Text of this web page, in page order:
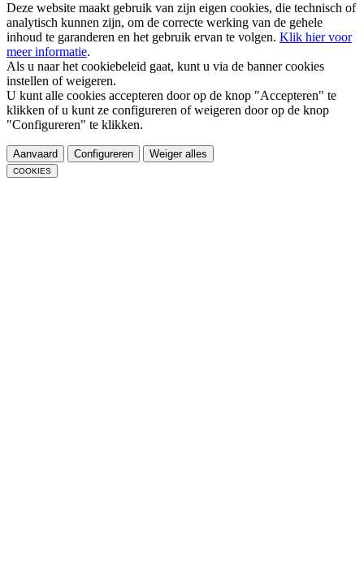
Deze website maakt gebruik van zijn eigen cookies, die technisch of
analytisch kunnen zijn, om de correcte werking van de gehele
inhoud te garanderen en het gebruik ervan te volgen. Klik hier voor
meer informatie.
Als u naar het cookiebeleid gaat, kunt u via de banner cookies
instellen of weigeren.
U kunt alle cookies accepteren door op de knop "Accepteren" te
klikken of u kunt ze configureren of weigeren door op de knop
"Configureren" te klikken.
Aanvaard Configureren Weiger alles
COOKIES